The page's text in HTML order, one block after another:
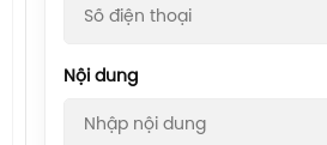
Nội dung